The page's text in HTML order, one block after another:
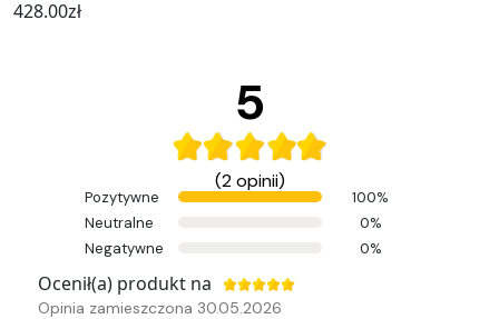
428.00zł
5
(2 opinii)
Pozytywne
100%
Neutralne
0%
Negatywne
0%
Ocenił(a) produkt na
Opinia zamieszczona 30.05.2026